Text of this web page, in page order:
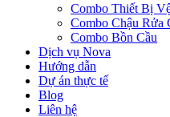
Combo Thiết Bị
Combo Chậu Rửa
Combo Bồn Cầu
Dịch vụ Nova
Hướng dẫn
Dự án thực tế
Blog
Liên hệ